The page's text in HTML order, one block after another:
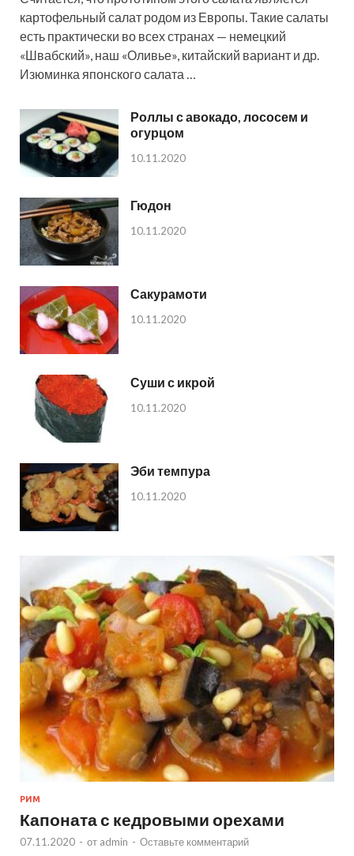
картофельный салат родом из Европы. Такие салаты
есть практически во всех странах — немецкий
«Швабский», наш «Оливье», китайский вариант и др.
Изюминка японского салата …
Роллы с авокадо, лососем и
огурцом
10.11.2020
Гюдон
10.11.2020
Сакурамоти
10.11.2020
Суши с икрой
10.11.2020
Эби темпура
10.11.2020
РИМ
Капоната с кедровыми орехами
07.11.2020 - от admin - Оставьте комментарий